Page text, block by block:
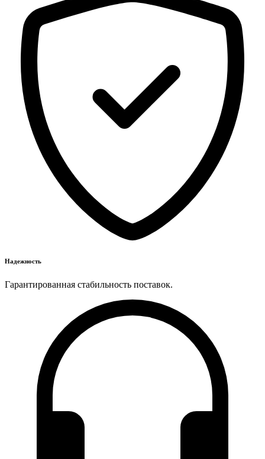
Надежность
Гарантированная стабильность поставок.